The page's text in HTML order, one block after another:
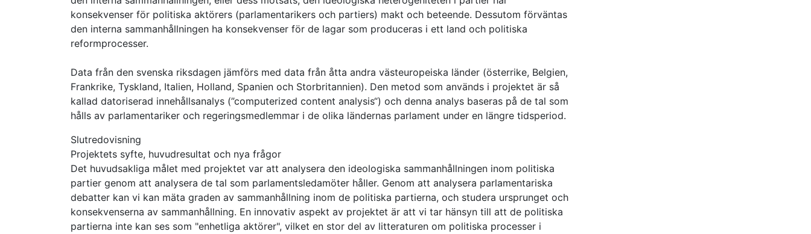
konsekvenser för politiska aktörers (parlamentarikers och partiers) makt och beteende. Dessutom förväntas
den interna sammanhållningen ha konsekvenser för de lagar som produceras i ett land och politiska
reformprocesser.
Data från den svenska riksdagen jämförs med data från åtta andra västeuropeiska länder (österrike, Belgien,
Frankrike, Tyskland, Italien, Holland, Spanien och Storbritannien). Den metod som används i projektet är så
kallad datoriserad innehållsanalys (”computerized content analysis“) och denna analys baseras på de tal som
hålls av parlamentariker och regeringsmedlemmar i de olika ländernas parlament under en längre tidsperiod.
Slutredovisning
Projektets syfte, huvudresultat och nya frågor
Det huvudsakliga målet med projektet var att analysera den ideologiska sammanhållningen inom politiska
partier genom att analysera de tal som parlamentsledamöter håller. Genom att analysera parlamentariska
debatter kan vi kan mäta graden av sammanhållning inom de politiska partierna, och studera ursprunget och
konsekvenserna av sammanhållning. En innovativ aspekt av projektet är att vi tar hänsyn till att de politiska
partierna inte kan ses som "enhetliga aktörer", vilket en stor del av litteraturen om politiska processer i